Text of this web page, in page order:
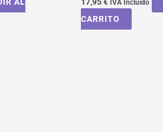
AL
17,95€ IVA Incluído
CARRITO